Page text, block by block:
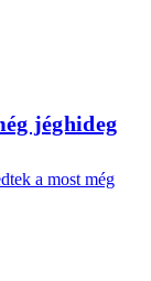
jéghideg
a most még